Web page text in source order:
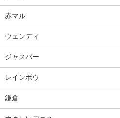
赤マル
ウェンディ
ジャスパー
レインボウ
鎌倉